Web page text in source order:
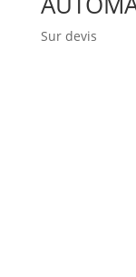
Sur devis